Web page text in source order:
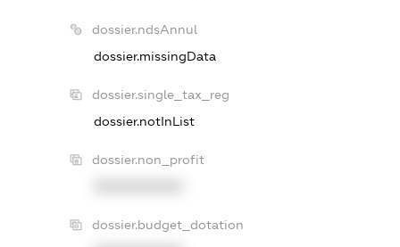
dossier.ndsAnnul
dossier.missingData
dossier.single_tax_reg
dossier.notInList
dossier.non_profit
dossier.budget_dotation